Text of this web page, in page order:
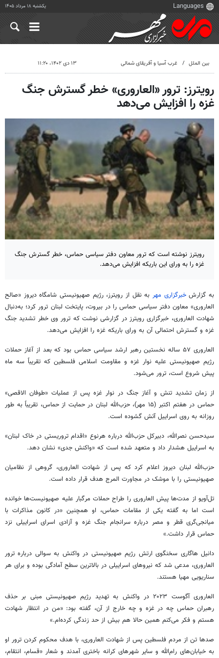
یکشنبه ۱۸ مرداد ۱۴۰۵
بین الملل غرب آسیا و آفریقای شمالی ۱۳ دی ۱۴۰۲، ۱۱:۲۰
رویترز: ترور «العاروری» خطر گسترش جنگ
غزه را افزایش می‌دهد
رویترز نوشته است که ترور معاون دفتر سیاسی حماس، خطر گسترش جنگ
غزه را به ورای این باریکه افزایش می‌دهد.
به گزارشخبرگزاری مهر به نقل از رویترز، رژیم صهیونیستی شامگاه دیروز «صالح
العاروری» معاون دفتر سیاسی حماس را در بیروت، پایتخت لبنان ترور کرد؛ به‌دنبال
شهادت العاروری، خبرگزاری رویترز در گزارشی نوشت که ترور وی خطر تشدید جنگ
غزه و گسترش احتمالی آن به ورای باریکه غزه را افزایش می‌دهد.
العاروری ۵۷ ساله نخستین رهبر ارشد سیاسی حماس بود که بعد از آغاز حملات
رژیم صهیونیستی علیه نوار غزه و مقاومت اسلامی فلسطین که تقریباً سه ماه
پیش شروع است، ترور می‌شود.
از زمان تشدید تنش و آغاز جنگ در نوار غزه پس از عملیات «طوفان الاقصی»
حماس در هفتم اکتبر (۱۵ مهر)، حزب‌الله لبنان در حمایت از حماس، تقریباً به طور
روزانه به روی اسراییل آتش گشوده است.
سیدحسن نصرالله، دبیرکل حزب‌الله درباره هرنوع «اقدام تروریستی در خاک لبنان»
به اسراییل هشدار داد و متعهد شده است که «واکنش جدی» نشان دهد.
حزب‌الله لبنان دیروز اعلام کرد که پس از شهادت العاروری، گروهی از نظامیان
صهیونیستی را با موشک در مجاورت المرج هدف قرار داده است.
تل‌آویو از مدت‌ها پیش العاروری را طراح حملات مرگبار علیه صهیونیست‌ها خوانده
است اما به گفته یکی از مقامات حماس، او همچنین «در کانون مذاکرات با
میانجی‌گری قطر و مصر درباره سرانجام جنگ غزه و آزادی اسرای اسراییلی نزد
حماس قرار داشت.»
دانیل هاگاری سخنگوی ارتش رژیم صهیونیستی در واکنش به سوالی درباره ترور
العاروری، مدعی شد که نیروهای اسراییلی در بالاترین سطح آمادگی بوده و برای هر
سناریویی مهیا هستند.
العاروری آگوست ۲۰۲۳ در واکنش به تهدید رژیم صهیونیستی مبنی بر حذف
رهبران حماس چه در غزه و چه خارج از آن، گفته بود: «من در انتظار شهادت
هستم و فکر می‌کنم همین حالا هم بیش از حد زندگی کرده‌ام.»
صدها تن از مردم فلسطین پس از شهادت العاروری، با هدف محکوم کردن ترور او
به خیابان‌های رام‌الله و سایر شهرهای کرانه باختری آمدند و شعار «قسام، انتقام،